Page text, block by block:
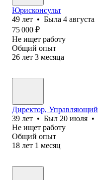
Юрисконсульт
49 лет • Была 4 августа
75 000 ₽
Не ищет работу
Общий опыт
26 лет 3 месяца
Директор, Управляющий
39 лет • Был 20 июля •
Не ищет работу
Общий опыт
18 лет 1 месяц